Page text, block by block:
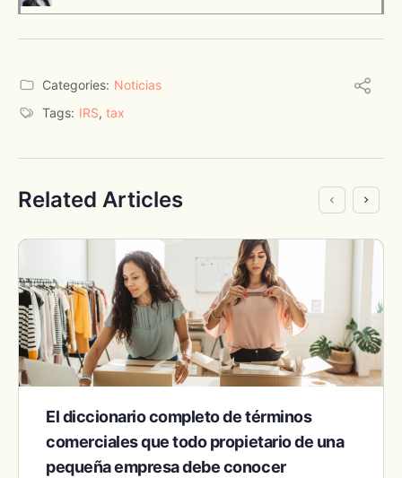
Categories: Noticias
Tags: IRS, tax
Related Articles
El diccionario completo de términos
comerciales que todo propietario de una
pequeña empresa debe conocer